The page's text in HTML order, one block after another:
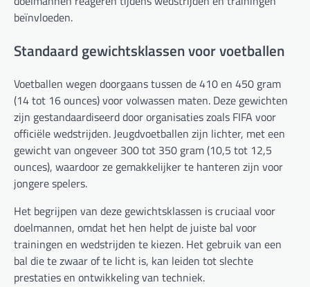
beïnvloeden.
Standaard gewichtsklassen voor voetballen
Voetballen wegen doorgaans tussen de 410 en 450 gram
(14 tot 16 ounces) voor volwassen maten. Deze gewichten
zijn gestandaardiseerd door organisaties zoals FIFA voor
officiële wedstrijden. Jeugdvoetballen zijn lichter, met een
gewicht van ongeveer 300 tot 350 gram (10,5 tot 12,5
ounces), waardoor ze gemakkelijker te hanteren zijn voor
jongere spelers.
Het begrijpen van deze gewichtsklassen is cruciaal voor
doelmannen, omdat het hen helpt de juiste bal voor
trainingen en wedstrijden te kiezen. Het gebruik van een
bal die te zwaar of te licht is, kan leiden tot slechte
prestaties en ontwikkeling van techniek.